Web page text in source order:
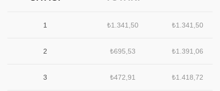
1 ₺1.341,50 ₺1.341,50
2 ₺695,53 ₺1.391,06
3 ₺472,91 ₺1.418,72